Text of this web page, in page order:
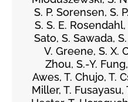
S. P. Sorensen, S.
S. S. E. Rosendahl,
Sato, S. Sawada,
V. Greene, S. X.
Zhou, S.-Y.
Awes, T. Chujo, T.
Miller, T. Fusayasu,